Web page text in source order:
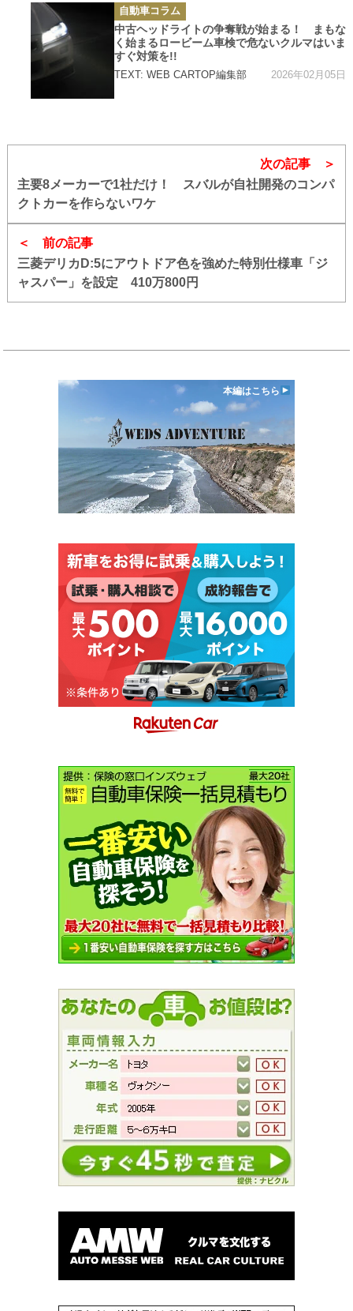
カ
テ
ゴ
リ
ー
自動車コラム
中古ヘッドライトの争奪戦が始まる！ まもな
く始まるロービーム車検で危ないクルマはいま
すぐ対策を!!
TEXT: WEB CARTOP編集部 2026年02月05日
前の記事
三菱デリカD:5にアウトドア色を強めた特別仕様車「ジ
ャスパー」を設定 410万800円
次の記事
主要8メーカーで1社だけ！ スバルが自社開発のコンパ
クトカーを作らないワケ
本編はこちら